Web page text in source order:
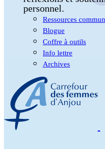
personnel.
Ressources
Blogue
Coffre à outils
Info lettre
Archives